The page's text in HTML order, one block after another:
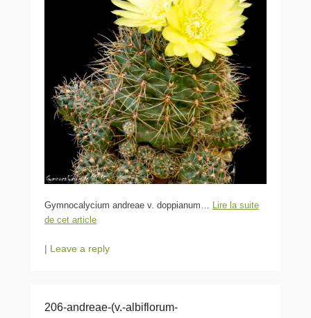
Gymnocalycium andreae v. doppianum… Lire la suite
de cet article
| Leave a reply
206-andreae-(v.-albiflorum-